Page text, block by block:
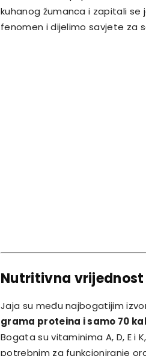
kuhanog žumanca i zapitali se
fenomen i dijelimo savjete za
Nutritivna
Jaja su među najbogatijim
grama proteina i samo 70
Bogata su vitaminima A, D, E i
potrebnim za funkcioniranje